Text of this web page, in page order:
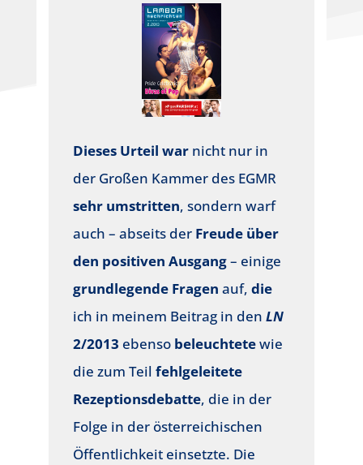
Dieses Urteil warnicht nur in
der Großen Kammer des EGMR
sehr umstritten, sondern warf
auch – abseits der Freude über
den positiven Ausgang– einige
grundlegende Fragen auf, die
ich in meinem Beitrag in den LN
2/2013 ebenso beleuchtetewie
die zum Teil fehlgeleitete
Rezeptionsdebatte, die in der
Folge in der österreichischen
Öffentlichkeit einsetzte. Die